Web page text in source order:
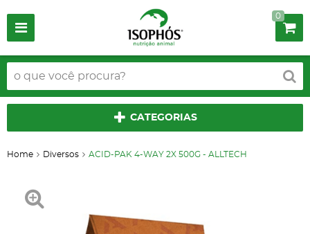
0
CATEGORIAS
Home Diversos ACID-PAK 4-WAY 2X 500G - ALLTECH